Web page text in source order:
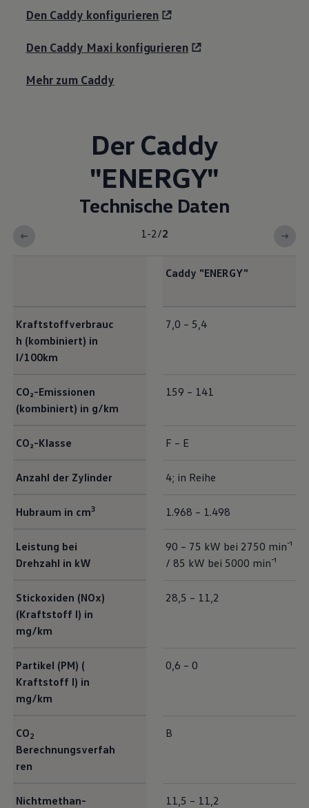
Den Caddy konfigurieren
Den Caddy Maxi konfigurieren
Mehr zum Caddy
Der Caddy
"ENERGY"
Technische Daten
1-2/2
Caddy "ENERGY"
Kraftstoffverbrauc
h (kombiniert) in
l/100km
7,0 – 5,4
CO₂-Emissionen
(kombiniert) in g/km
159 – 141
CO₂-Klasse F – E
Anzahl der Zylinder 4; in Reihe
Hubraum in cm3 1.968 – 1.498
Leistung bei
Drehzahl in kW
90 – 75 kW bei 2750 min⁻¹
/ 85 kW bei 5000 min⁻¹
Stickoxiden (NOx)
(Kraftstoff I) in
mg/km
28,5 – 11,2
Partikel (PM) (
Kraftstoff I) in
mg/km
0,6 – 0
CO2
Berechnungsverfah
ren
B
Nichtmethan-
11,5 – 11,2